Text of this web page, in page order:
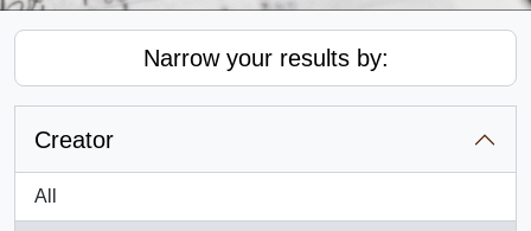
Narrow your results by:
Creator
All